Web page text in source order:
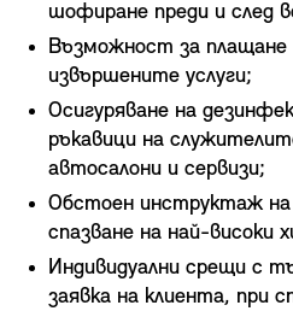
шофиране преди и след
Възможност за плащане
извършените услуги;
Осигуряване на
ръкавици на
автосалони и сервизи;
Обстоен инструктаж на
спазване на най-високи
Индивидуални срещи с
заявка на клиента, при